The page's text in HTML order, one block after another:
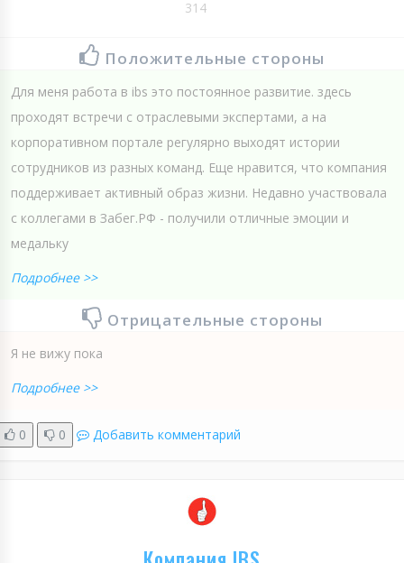
314
Положительные стороны
Для меня работа в ibs это постоянное развитие. здесь
проходят встречи с отраслевыми экспертами, а на
корпоративном портале регулярно выходят истории
сотрудников из разных команд. Еще нравится, что компания
поддерживает активный образ жизни. Недавно участвовала
с коллегами в Забег.РФ - получили отличные эмоции и
медальку
Подробнее >>
Отрицательные стороны
Я не вижу пока
Подробнее >>
0 0 Добавить комментарий